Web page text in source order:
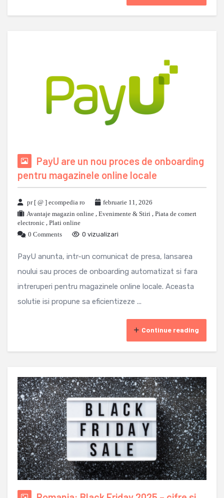
PayU are un nou proces de onboarding
pentru magazinele online locale
pr [ @ ] ecompedia ro
februarie 11, 2026
Avantaje magazin online , Evenimente & Stiri , Piata de comert
electronic , Plati online
0 Comments
0 vizualizari
PayU anunta, intr-un comunicat de presa, lansarea
noului sau proces de onboarding automatizat si fara
intreruperi pentru magazinele online locale. Aceasta
solutie isi propune sa eficientizeze ...
Continue reading